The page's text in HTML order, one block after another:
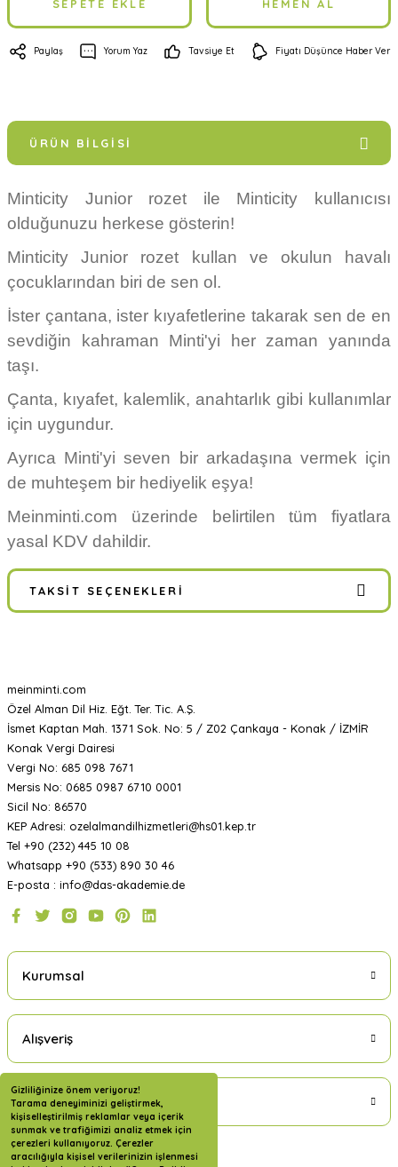
Gizliliğinize önem veriyoruz!
Tarama deneyiminizi geliştirmek,
kişiselleştirilmiş reklamlar veya içerik
sunmak ve trafiğimizi analiz etmek için
çerezleri kullanıyoruz. Çerezler
aracılığıyla kişisel verilerinizin işlenmesi
SEPETE EKLE HEMEN AL
Paylaş Yorum Yaz Tavsiye Et Fiyatı Düşünce Haber Ver
ÜRÜN BILGISI
Minticity Junior rozet ile Minticity kullanıcısı
olduğunuzu herkese gösterin!
Minticity Junior rozet kullan ve okulun havalı
çocuklarından biri de sen ol.
İster çantana, ister kıyafetlerine takarak sen de en
sevdiğin kahraman Minti'yi her zaman yanında
taşı.
Çanta, kıyafet, kalemlik, anahtarlık gibi kullanımlar
için uygundur.
Ayrıca Minti'yi seven bir arkadaşına vermek için
de muhteşem bir hediyelik eşya!
Meinminti.com üzerinde belirtilen tüm fiyatlara
yasal KDV dahildir.
TAKSIT SEÇENEKLERI
meinminti.com
Özel Alman Dil Hiz. Eğt. Ter. Tic. A.Ş.
İsmet Kaptan Mah. 1371 Sok. No: 5 / Z02 Çankaya - Konak / İZMİR
Konak Vergi Dairesi
Vergi No: 685 098 7671
Mersis No: 0685 0987 6710 0001
Sicil No: 86570
KEP Adresi: ozelalmandilhizmetleri@hs01.kep.tr
Tel +90 (232) 445 10 08
Whatsapp +90 (533) 890 30 46
E-posta : info@das-akademie.de
Kurumsal
Alışveriş
Üyelik